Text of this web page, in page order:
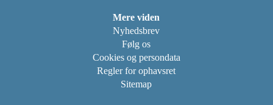
Mere viden
Nyhedsbrev
Følg os
Cookies og persondata
Regler for ophavsret
Sitemap